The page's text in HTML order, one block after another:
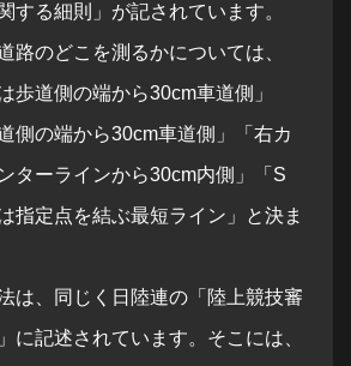
する細則」が記されています。
路のどこを測るかについては、
歩道側の端から30cm車道側」
側の端から30cm車道側」「右カ
ターラインから30cm内側」「S
指定点を結ぶ最短ライン」と決ま
は、同じく日陸連の「陸上競技審
に記述されています。そこには、